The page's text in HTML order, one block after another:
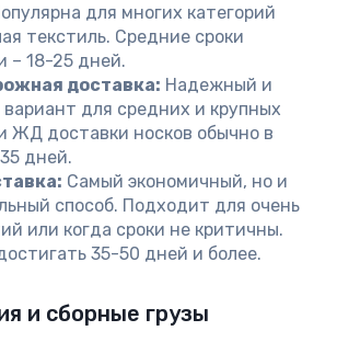
для многих категорий
текстиль. Средние сроки
– 18-25 дней.
доставка: Надежный и
для средних и крупных
ЖД доставки носков обычно в
дней.
Самый экономичный, но и
способ. Подходит для очень
или когда сроки не критичны.
35-50 дней и более.
и сборные грузы